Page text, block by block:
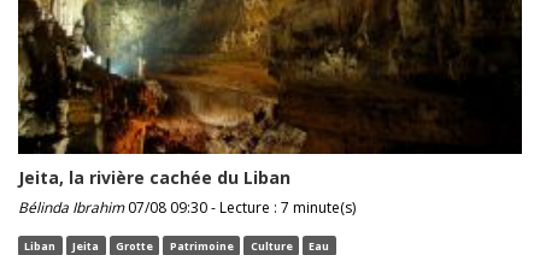
Jeita, la rivière cachée du Liban
Bélinda Ibrahim07/08 09:30 - Lecture : 7 minute(s)
Liban Jeita Grotte Patrimoine Culture Eau